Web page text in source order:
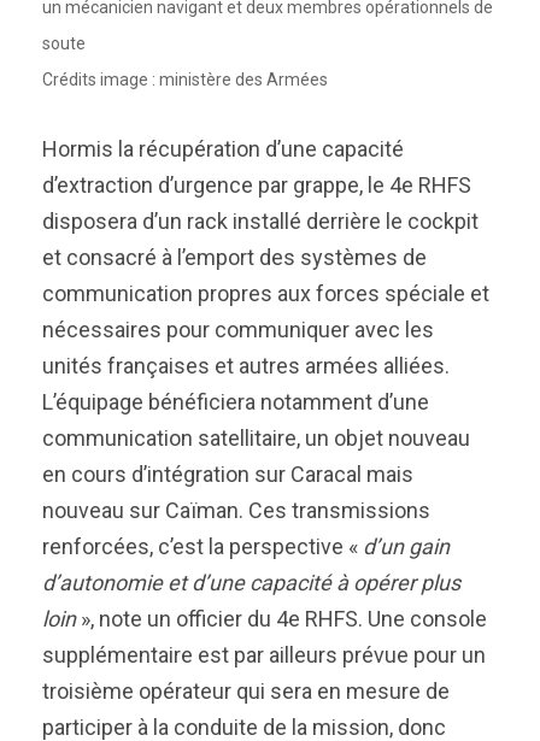
un mécanicien navigant et deux membres opérationnels de
soute
Crédits image : ministère des Armées
Hormis la récupération d’une capacité
d’extraction d’urgence par grappe, le 4e RHFS
disposera d’un rack installé derrière le cockpit
et consacré à l’emport des systèmes de
communication propres aux forces spéciale et
nécessaires pour communiquer avec les
unités françaises et autres armées alliées.
L’équipage bénéficiera notamment d’une
communication satellitaire, un objet nouveau
en cours d’intégration sur Caracal mais
nouveau sur Caïman. Ces transmissions
renforcées, c’est la perspective « d’un gain
d’autonomie et d’une capacité à opérer plus
loin», note un officier du 4e RHFS. Une console
supplémentaire est par ailleurs prévue pour un
troisième opérateur qui sera en mesure de
participer à la conduite de la mission, donc